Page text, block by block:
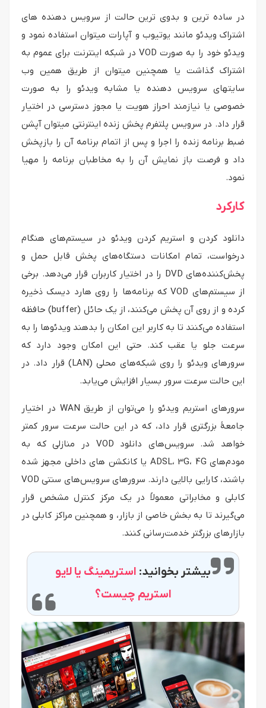
در ساده ترین و بدوی ترین حالت از سرویس دهنده های
اشتراک ویدئو مانند یوتیوب و آپارات میتوان استفاده نمود و
ویدئو خود را به صورت VOD در شبکه اینترنت برای عموم به
اشتراک گذاشت یا همچنین میتوان از طریق همین وب
سایتهای سرویس دهنده یا مشابه ویدئو را به صورت
خصوصی یا نیازمند احراز هویت یا مجوز دسترسی در اختیار
قرار داد. در سرویس پلتفرم پخش زنده اینترنتی میتوان آپشن
ضبط برنامه زنده را اجرا و پس از اتمام برنامه آن را بازپخش
داد و فرصت باز نمایش آن را به مخاطبان برنامه را مهیا
نمود.
کارکرد
دانلود کردن و استریم کردن ویدئو در سیستم‌های هنگام
درخواست، تمام امکانات دستگاه‌های پخش قابل حمل و
پخش‌کننده‌های DVD را در اختیار کاربران قرار می‌دهد. برخی
از سیستم‌های VOD که برنامه‌ها را روی هارد دیسک ذخیره
کرده و از روی آن پخش می‌کنند، از یک حائل (buffer) حافظه
استفاده می‌کنند تا به کاربر این امکان را بدهند ویدئوها را به
سرعت جلو یا عقب کند. حتی این امکان وجود دارد که
سرورهای ویدئو را روی شبکه‌های محلی (LAN) قرار داد. در
این حالت سرعت سرور بسیار افزایش می‌یابد.
سرورهای استریم ویدئو را می‌توان از طریق WAN در اختیار
جامعهٔ بزرگتری قرار داد، که در این حالت سرعت سرور کمتر
خواهد شد. سرویس‌های دانلود VOD در منازلی که به
مودم‌های ADSL، 3G، 4G یا کانکشن های داخلی مجهز شده
باشند، کارایی بالایی دارند. سرورهای سرویس‌های سنتی VOD
کابلی و مخابراتی معمولاً در یک مرکز کنترل مشخص قرار
می‌گیرند تا به بخش خاصی از بازار، و همچنین مراکز کابلی در
بازارهای بزرگتر خدمت‌رسانی کنند.
بیشتر بخوانید: استریمینگ یا لایو
استریم چیست؟